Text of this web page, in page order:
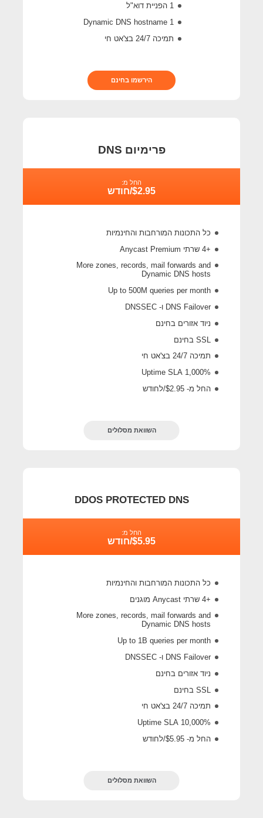
1 הפניית דוא"ל
1 Dynamic DNS hostname
תמיכה 24/7 בצ'אט חי
הירשמו בחינם
פרימיום DNS
החל מ:
$2.95/חודש
כל התכונות המורחבות והחינמיות
+4 שרתי Anycast Premium
More zones, records, mail forwards and
Dynamic DNS hosts
Up to 500M queries per month
DNS Failover ו- DNSSEC
ניוד אזורים בחינם
SSL בחינם
תמיכה 24/7 בצ'אט חי
1,000% Uptime SLA
החל מ- $2.95/לחודש
השוואת מסלולים
DDOS PROTECTED DNS
החל מ:
$5.95/חודש
כל התכונות המורחבות והחינמיות
+4 שרתי Anycast מוגנים
More zones, records, mail forwards and
Dynamic DNS hosts
Up to 1B queries per month
DNS Failover ו- DNSSEC
ניוד אזורים בחינם
SSL בחינם
תמיכה 24/7 בצ'אט חי
10,000% Uptime SLA
החל מ- $5.95/לחודש
השוואת מסלולים